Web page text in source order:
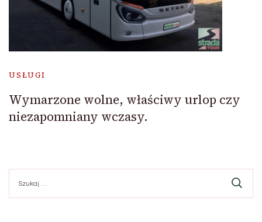
USŁUGI
Wymarzone wolne, właściwy urlop czy
niezapomniany wczasy.